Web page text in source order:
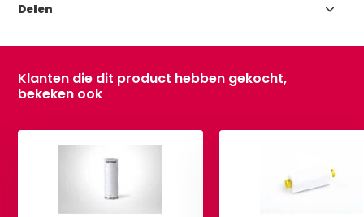
Delen
Klanten die dit product hebben gekocht,
bekeken ook